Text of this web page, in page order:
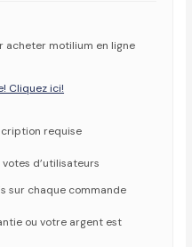
acheter motilium en ligne
Cliquez ici!
requise
d’utilisateurs
sur chaque commande
ou votre argent est